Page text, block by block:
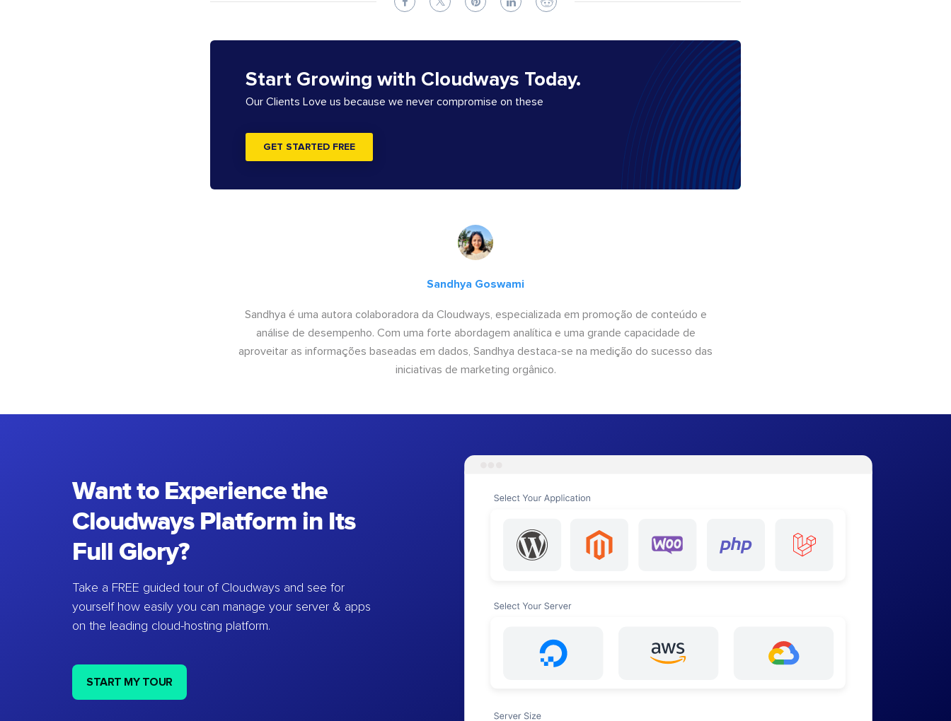
Start Growing with Cloudways Today.
Our Clients Love us because we never compromise on these
GET STARTED FREE
Sandhya Goswami
Sandhya é uma autora colaboradora da Cloudways, especializada em promoção de conteúdo e
análise de desempenho. Com uma forte abordagem analítica e uma grande capacidade de
aproveitar as informações baseadas em dados, Sandhya destaca-se na medição do sucesso das
iniciativas de marketing orgânico.
Want to Experience the
Cloudways Platform in Its
Full Glory?
Take a FREE guided tour of Cloudways and see for
yourself how easily you can manage your server & apps
on the leading cloud-hosting platform.
START MY TOUR